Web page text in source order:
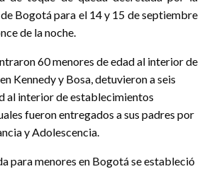
Bogotá para el 14 y 15 de septiembre
de la noche.
60 menores de edad al interior de
en Kennedy y Bosa, detuvieron a seis
al interior de establecimientos
fueron entregados a sus padres por
y Adolescencia.
para menores en Bogotá se estableció